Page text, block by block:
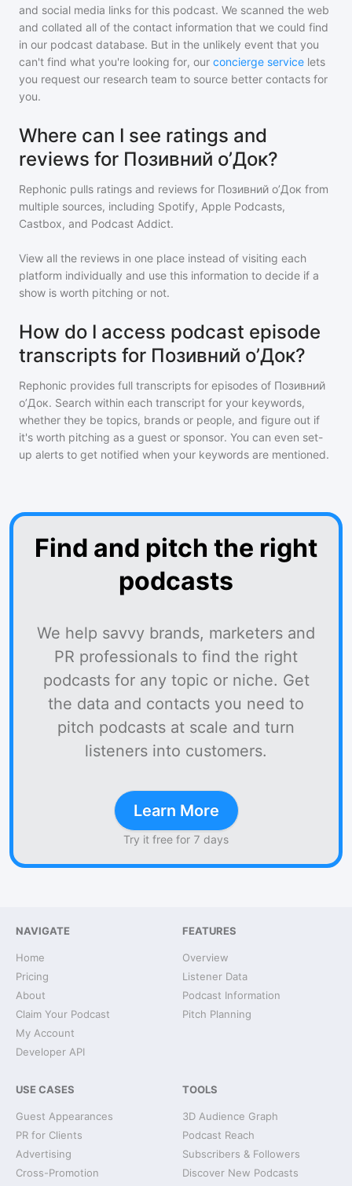
and social media links for this podcast. We scanned the web
and collated all of the contact information that we could find
in our podcast database. But in the unlikely event that you
can't find what you're looking for, our concierge service lets
you request our research team to source better contacts for
you.
Where can I see ratings and
reviews for Позивний оʼДок?
Rephonic pulls ratings and reviews for Позивний оʼДок from
multiple sources, including Spotify, Apple Podcasts,
Castbox, and Podcast Addict.
View all the reviews in one place instead of visiting each
platform individually and use this information to decide if a
show is worth pitching or not.
How do I access podcast episode
transcripts for Позивний оʼДок?
Rephonic provides full transcripts for episodes of Позивний
оʼДок. Search within each transcript for your keywords,
whether they be topics, brands or people, and figure out if
it's worth pitching as a guest or sponsor. You can even set-
up alerts to get notified when your keywords are mentioned.
Find and pitch the right
podcasts
We help savvy brands, marketers and
PR professionals to find the right
podcasts for any topic or niche. Get
the data and contacts you need to
pitch podcasts at scale and turn
listeners into customers.
Learn More
Try it free for 7 days
NAVIGATE
Home
Pricing
About
Claim Your Podcast
My Account
Developer API
FEATURES
Overview
Listener Data
Podcast Information
Pitch Planning
USE CASES
Guest Appearances
PR for Clients
Advertising
Cross-Promotion
TOOLS
3D Audience Graph
Podcast Reach
Subscribers & Followers
Discover New Podcasts